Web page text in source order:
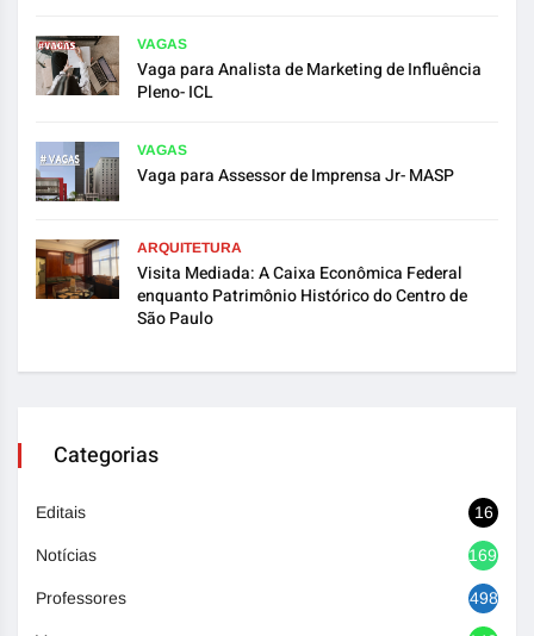
VAGAS
Vaga para Analista de Marketing de Influência
Pleno- ICL
VAGAS
Vaga para Assessor de Imprensa Jr- MASP
ARQUITETURA
Visita Mediada: A Caixa Econômica Federal
enquanto Patrimônio Histórico do Centro de
São Paulo
Categorias
Editais 16
Notícias 1692
Professores 498